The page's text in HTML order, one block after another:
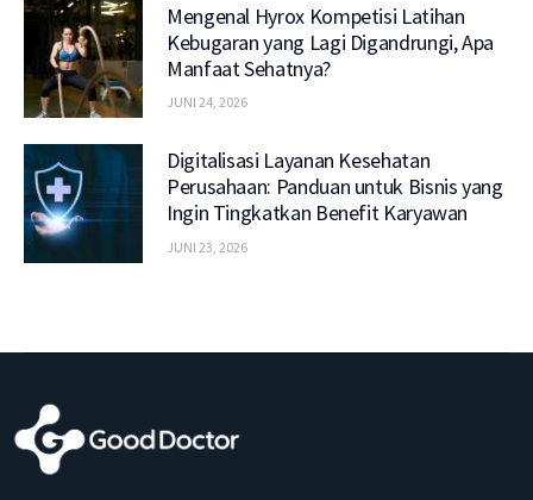
Mengenal Hyrox Kompetisi Latihan
Kebugaran yang Lagi Digandrungi, Apa
Manfaat Sehatnya?
JUNI 24, 2026
Digitalisasi Layanan Kesehatan
Perusahaan: Panduan untuk Bisnis yang
Ingin Tingkatkan Benefit Karyawan
JUNI 23, 2026